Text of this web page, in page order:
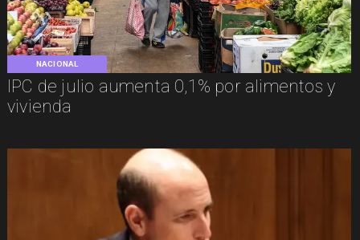
NACIONAL
IPC de julio aumenta 0,1% por alimentos y
vivienda